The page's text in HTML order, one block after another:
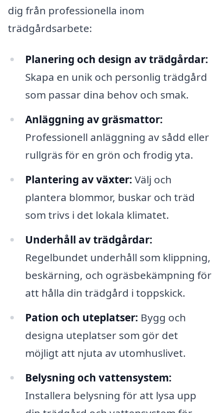
dig från professionella inom
trädgårdsarbete:
Planering och design av trädgårdar:
Skapa en unik och personlig trädgård
som passar dina behov och smak.
Anläggning av gräsmattor:
Professionell anläggning av sådd eller
rullgräs för en grön och frodig yta.
Plantering av växter: Välj och
plantera blommor, buskar och träd
som trivs i det lokala klimatet.
Underhåll av trädgårdar:
Regelbundet underhåll som klippning,
beskärning, och ogräsbekämpning för
att hålla din trädgård i toppskick.
Pation och uteplatser: Bygg och
designa uteplatser som gör det
möjligt att njuta av utomhuslivet.
Belysning och vattensystem:
Installera belysning för att lysa upp